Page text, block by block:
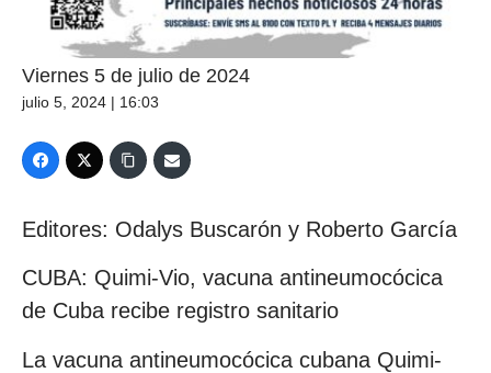
Viernes 5 de julio de 2024
julio 5, 2024 | 16:03
Editores: Odalys Buscarón y Roberto García
CUBA: Quimi-Vio, vacuna antineumocócica
de Cuba recibe registro sanitario
La vacuna antineumocócica cubana Quimi-